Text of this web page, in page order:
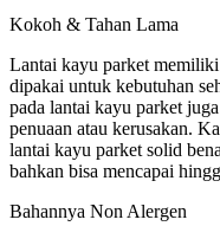
Kokoh & Tahan Lama
Lantai kayu parket
dipakai untuk kebutuhan
pada lantai kayu parket
penuaan atau kerusakan.
lantai kayu parket solid
bahkan bisa mencapai
Bahannya Non Alergen